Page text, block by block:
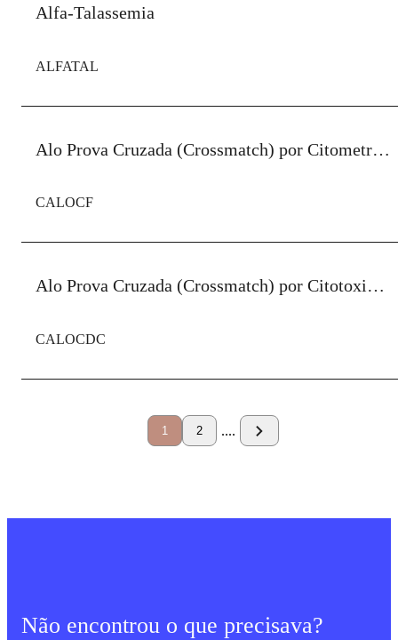
Alfa-Talassemia
ALFATAL
Alo Prova Cruzada (Crossmatch) por Citometria de Fluxo Contra Linfócitos T e B do Doador - Transplante
CALOCF
Alo Prova Cruzada (Crossmatch) por Citotoxicidade Dependente de Complemento (CDC) Contra Linfócitos T e B do Doador - Transplante
CALOCDC
1 2 ....
Não encontrou o que precisava?